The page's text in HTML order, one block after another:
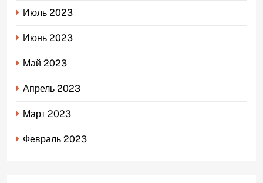
Июль 2023
Июнь 2023
Май 2023
Апрель 2023
Март 2023
Февраль 2023